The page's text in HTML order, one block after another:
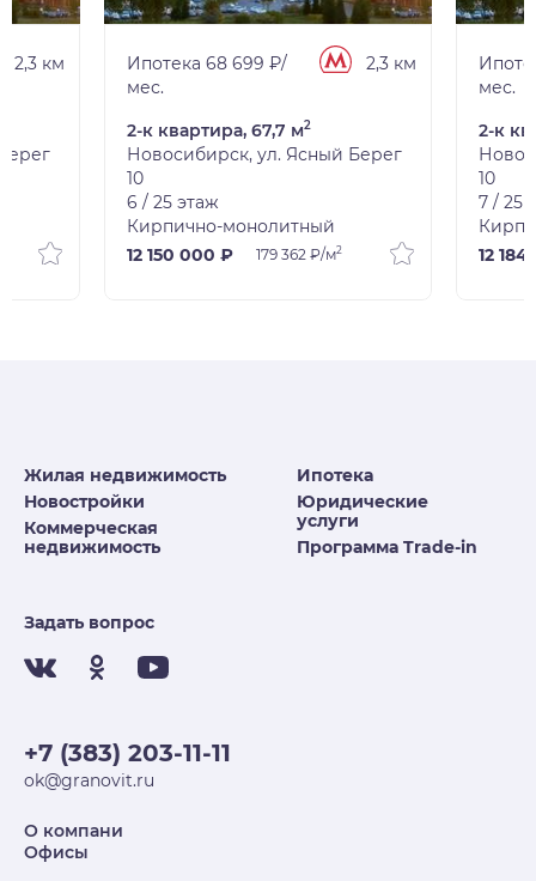
2,3 км
Ипотека 68 699 ₽/
мес.
2,3 км
2-к квартира, 67,7 м2
Новосибирск, ул. Ясный Берег
10
6 / 25 этаж
Кирпично-монолитный
12 150 000 ₽
179 362 ₽/м2
мес.
2-к
10
7 / 25
12
Жилая недвижимость
Новостройки
Коммерческая
недвижимость
Ипотека
Юридические
услуги
Программа Trade-in
Задать вопрос
+7 (383) 203-11-11
ok@granovit.ru
О компани
Офисы